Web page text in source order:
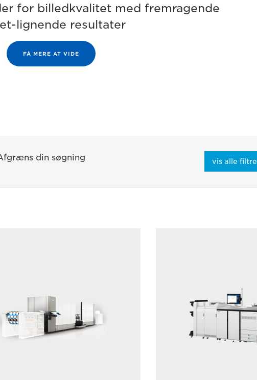
for billedkvalitet med fremragende
lignende resultater
FÅ MERE AT VIDE
din søgning vis alle filtre